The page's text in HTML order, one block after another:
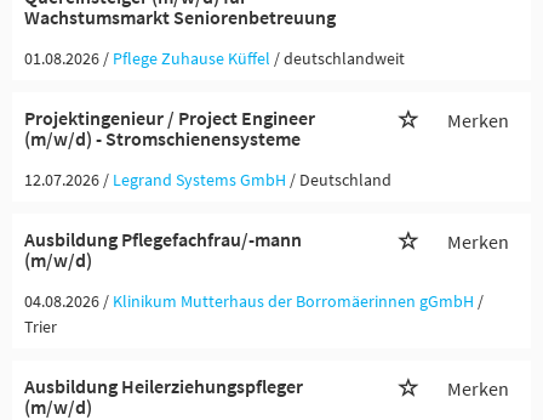
Wachstumsmarkt Seniorenbetreuung
01.08.2026 / Pflege Zuhause Küffel / deutschlandweit
Projektingenieur / Project Engineer
(m/w/d) - Stromschienensysteme
Merken
12.07.2026 / Legrand Systems GmbH / Deutschland
Ausbildung Pflegefachfrau/-mann
(m/w/d)
Merken
04.08.2026 / Klinikum Mutterhaus der Borromäerinnen gGmbH /
Trier
Ausbildung Heilerziehungspfleger
(m/w/d)
Merken